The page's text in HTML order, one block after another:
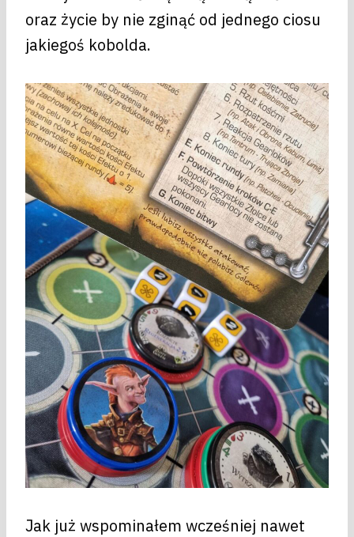
oraz życie by nie zginąć od jednego ciosu
jakiegoś kobolda.
Jak już wspominałem wcześniej nawet